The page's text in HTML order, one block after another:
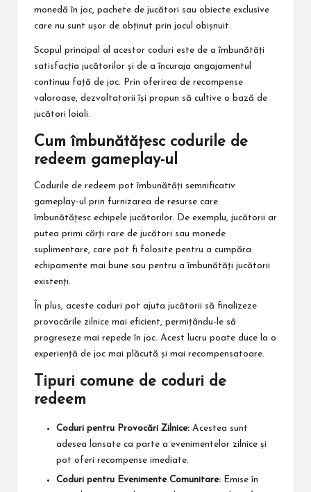
monedă în joc, pachete de jucători sau obiecte exclusive
care nu sunt ușor de obținut prin jocul obișnuit.
Scopul principal al acestor coduri este de a îmbunătăți
satisfacția jucătorilor și de a încuraja angajamentul
continuu față de joc. Prin oferirea de recompense
valoroase, dezvoltatorii își propun să cultive o bază de
jucători loiali.
Cum îmbunătățesc codurile de
redeem gameplay-ul
Codurile de redeem pot îmbunătăți semnificativ
gameplay-ul prin furnizarea de resurse care
îmbunătățesc echipele jucătorilor. De exemplu, jucătorii ar
putea primi cărți rare de jucători sau monede
suplimentare, care pot fi folosite pentru a cumpăra
echipamente mai bune sau pentru a îmbunătăți jucătorii
existenți.
În plus, aceste coduri pot ajuta jucătorii să finalizeze
provocările zilnice mai eficient, permițându-le să
progreseze mai repede în joc. Acest lucru poate duce la o
experiență de joc mai plăcută și mai recompensatoare.
Tipuri comune de coduri de
redeem
Coduri pentru Provocări Zilnice: Acestea sunt
adesea lansate ca parte a evenimentelor zilnice și
pot oferi recompense imediate.
Coduri pentru Evenimente Comunitare: Emise în